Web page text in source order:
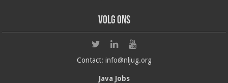
Volg ons
Contact: info@nljug.org
Java Jobs